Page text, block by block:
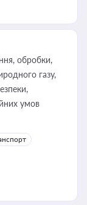
обробки,
газу,
умов